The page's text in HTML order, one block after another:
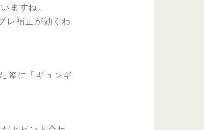
ますね。
レ補正が効くわ
際に「ギュンギ